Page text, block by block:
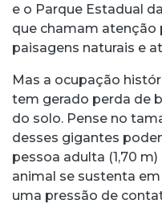
e o Parque Estadual
que chamam atenção
paisagens naturais e
Mas a ocupação
tem gerado perda de
do solo. Pense no
desses gigantes
pessoa adulta (1,70
animal se sustenta
uma pressão de